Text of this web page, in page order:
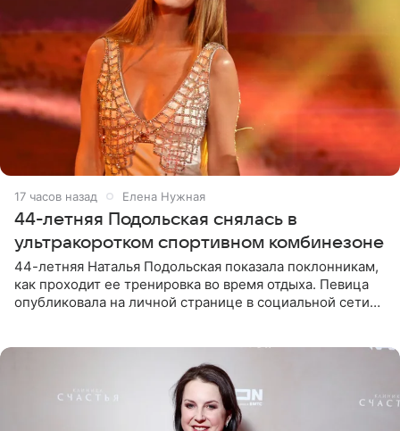
17 часов назад Елена Нужная
44-летняя Подольская снялась в
ультракоротком спортивном комбинезоне
44-летняя Наталья Подольская показала поклонникам,
как проходит ее тренировка во время отдыха. Певица
опубликовала на личной странице в социальной сети